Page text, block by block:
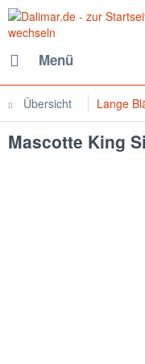
Menü
Übersicht Lange
Mascotte King